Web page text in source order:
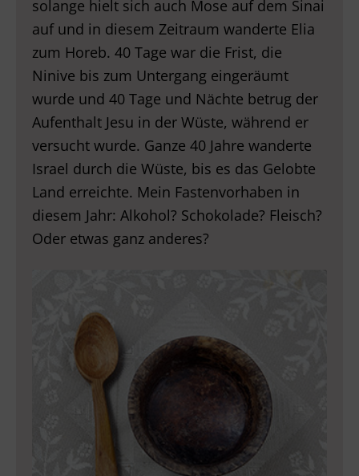
solange hielt sich auch Mose auf dem Sinai
auf und in diesem Zeitraum wanderte Elia
zum Horeb. 40 Tage war die Frist, die
Ninive bis zum Untergang eingeräumt
wurde und 40 Tage und Nächte betrug der
Aufenthalt Jesu in der Wüste, während er
versucht wurde. Ganze 40 Jahre wanderte
Israel durch die Wüste, bis es das Gelobte
Land erreichte. Mein Fastenvorhaben in
diesem Jahr: Alkohol? Schokolade? Fleisch?
Oder etwas ganz anderes?